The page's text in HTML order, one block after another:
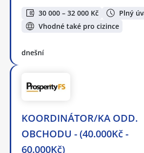
30 000 – 32 000 Kč
Plný
Vhodné také pro cizince
dnešní
KOORDINÁTOR/KA ODD.
OBCHODU - (40.000Kč -
60.000Kč)